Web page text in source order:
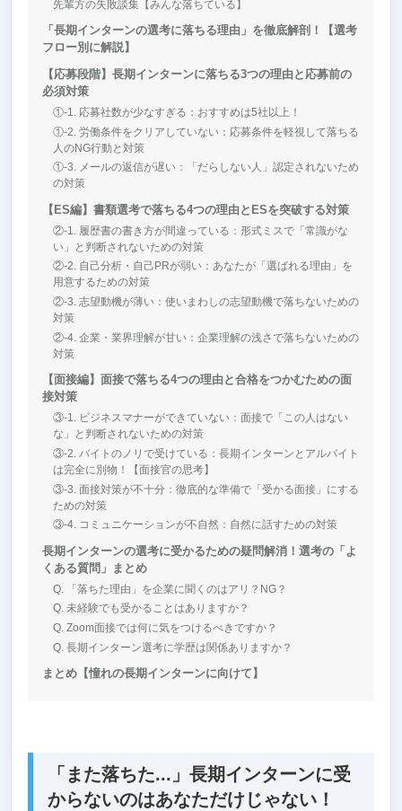
先輩方の失敗談集【みんな落ちている】
「長期インターンの選考に落ちる理由」を徹底解剖！【選考
フロー別に解説】
【応募段階】長期インターンに落ちる3つの理由と応募前の
必須対策
①-1. 応募社数が少なすぎる：おすすめは5社以上！
①-2. 労働条件をクリアしていない：応募条件を軽視して落ちる
人のNG行動と対策
①-3. メールの返信が遅い：「だらしない人」認定されないため
の対策
【ES編】書類選考で落ちる4つの理由とESを突破する対策
②-1. 履歴書の書き方が間違っている：形式ミスで「常識がな
い」と判断されないための対策
②-2. 自己分析・自己PRが弱い：あなたが「選ばれる理由」を
用意するための対策
②-3. 志望動機が薄い：使いまわしの志望動機で落ちないための
対策
②-4. 企業・業界理解が甘い：企業理解の浅さで落ちないための
対策
【面接編】面接で落ちる4つの理由と合格をつかむための面
接対策
③-1. ビジネスマナーができていない：面接で「この人はない
な」と判断されないための対策
③-2. バイトのノリで受けている：長期インターンとアルバイト
は完全に別物！【面接官の思考】
③-3. 面接対策が不十分：徹底的な準備で「受かる面接」にする
ための対策
③-4. コミュニケーションが不自然：自然に話すための対策
長期インターンの選考に受かるための疑問解消！選考の「よ
くある質問」まとめ
Q. 「落ちた理由」を企業に聞くのはアリ？NG？
Q. 未経験でも受かることはありますか？
Q. Zoom面接では何に気をつけるべきですか？
Q. 長期インターン選考に学歴は関係ありますか？
まとめ【憧れの長期インターンに向けて】
「また落ちた...」長期インターンに受
からないのはあなただけじゃない！